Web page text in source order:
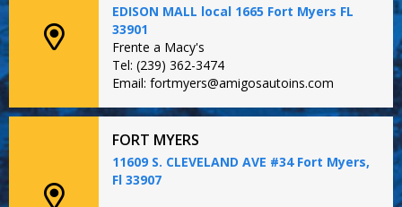
EDISON MALL local 1665 Fort Myers FL
33901
Frente a Macy's
Tel: (239) 362-3474
Email: fortmyers@amigosautoins.com
FORT MYERS
11609 S. CLEVELAND AVE #34 Fort Myers,
Fl 33907